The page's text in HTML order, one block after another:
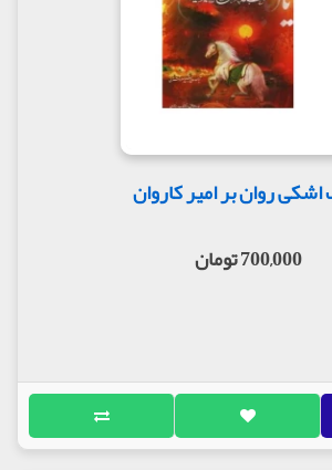
من چیره شد و به سر حد قنوط و یأس
اهل بیت کشتی نجات است.
خوف و یأس بر من چیره شده بود امعان
من از امت نبی امی صلوات الله علیه و
علی و از موالیان اهل بیت علیهم
آنان که راه مستقیم و صراط قویم و
و ریسمان مستحکم الله و کشتی
در آن کشتی نشیند حتما نجات یابد.
رجاء بر من عارض گردید و چراغ امیدی
به اقتدا به آن حضرت و پیروی عملی از او
علی بودن نیاز به پیروی از آن
روان بر امیر کاروان
700,000 تومان